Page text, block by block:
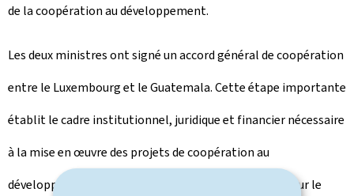
de la coopération au développement.
Les deux ministres ont signé un accord général de coopération
entre le Luxembourg et le Guatemala. Cette étape importante
établit le cadre institutionnel, juridique et financier nécessaire
à la mise en œuvre des projets de coopération au
développement et ouvre de nouvelles perspectives pour le